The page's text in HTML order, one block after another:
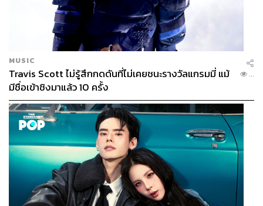
MUSIC
Travis Scott ไม่รู้สึกกดดันที่ไม่เคยชนะรางวัลแกรมมี่ แม้
มีชื่อเข้าชิงมาแล้ว 10 ครั้ง
...